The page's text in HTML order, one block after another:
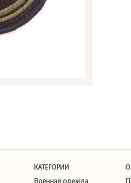
КАТЕГОРИИ
Военная одежда
О